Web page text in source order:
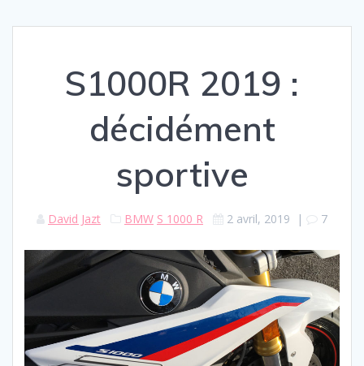
S1000R 2019 :
décidément
sportive
David Jazt BMW S 1000 R 2 avril, 2019 | 7